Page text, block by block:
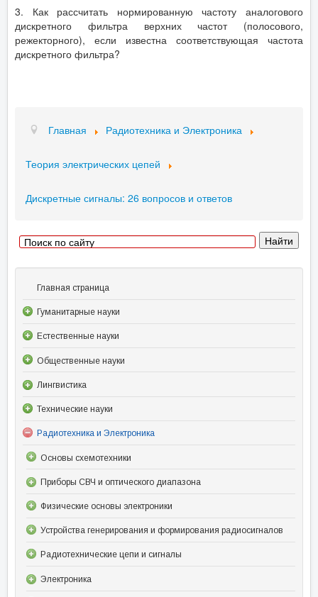
3. Как рассчитать нормированную частоту аналогового
дискретного фильтра верхних частот (полосового,
режекторного), если известна соответствующая частота
дискретного фильтра?
Главная Радиотехника и Электроника
Теория электрических цепей
Дискретные сигналы: 26 вопросов и ответов
Главная страница
Гуманитарные науки
Естественные науки
Общественные науки
Лингвистика
Технические науки
Радиотехника и Электроника
Основы схемотехники
Приборы СВЧ и оптического диапазона
Физические основы электроники
Устройства генерирования и формирования радиосигналов
Радиотехнические цепи и сигналы
Электроника